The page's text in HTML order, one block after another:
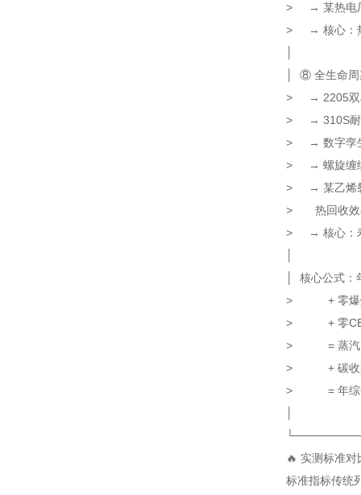
> → 某热电厂
> → 核心：
│ ⑧ 全生命
> → 2205
> → 310S
> → 数字
> → 螺旋缠
> → 某乙烯
> 热回收效
> → 核心：
│ 核心公式
> + 零爆
> + 零
> = 蒸汽
> + 碳收益
> = 年
🔥 实测标准
标准指标传统